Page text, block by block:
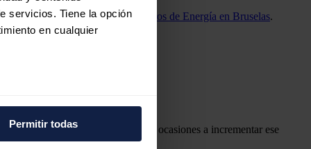
servicios. Tiene la opción
en cualquier
Permitir todas
al consejo informal de ministros de Energía en Bruselas.
abierta la puerta en varias ocasiones a incrementar ese